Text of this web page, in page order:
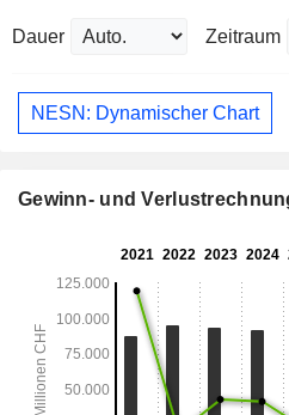
Dauer Zeitraum
NESN: Dynamischer Chart
Gewinn- und